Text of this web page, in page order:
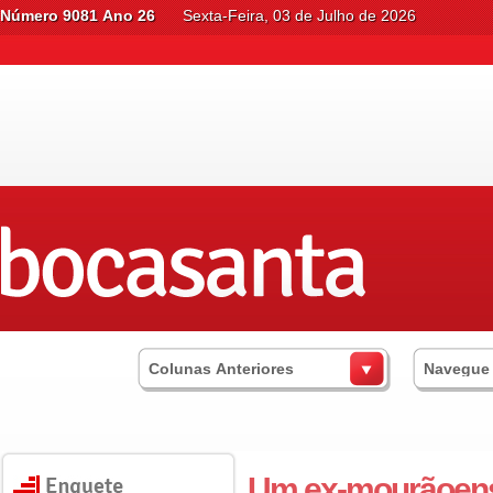
Número 9081 Ano 26 Sexta-Feira, 03 de Julho de 2026
Colunas Anteriores